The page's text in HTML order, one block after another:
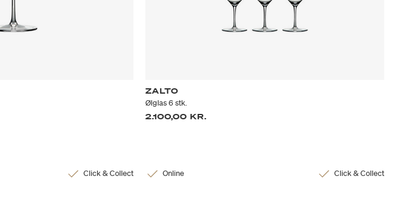
Click & Collect
ZALTO
Ølglas 6 stk.
2.100,00 KR.
Online Click & Collect